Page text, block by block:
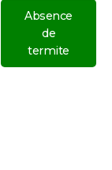
Absence
de
termite